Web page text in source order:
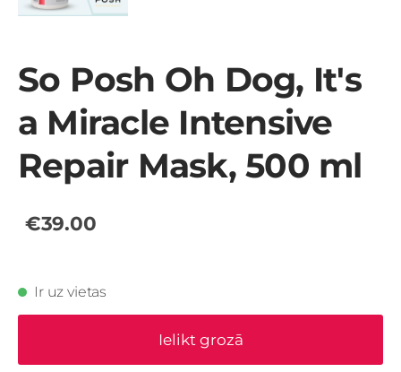
So Posh Oh Dog, It's
a Miracle Intensive
Repair Mask, 500 ml
€39.00
Ir uz vietas
Ielikt grozā